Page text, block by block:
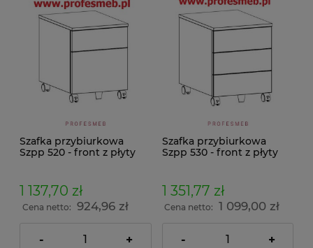
Szafka przybiurkowa
Szpp 520 - front z płyty
1 137,70 zł
Cena netto: 924,96 zł
- +
Szafka przybiurkowa
Szpp 530 - front z płyty
1 351,77 zł
Cena netto: 1 099,00 zł
- +